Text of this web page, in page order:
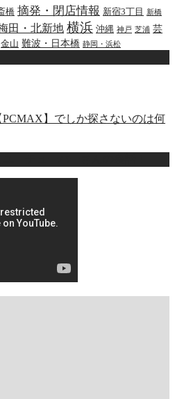
橋 摘発・閉店情報 新宿3丁目 新橋
田・北新地 横浜 沖縄 神戸 芝浦 芸
金山 難波・日本橋 静岡・浜松
】でしか探さないのは何